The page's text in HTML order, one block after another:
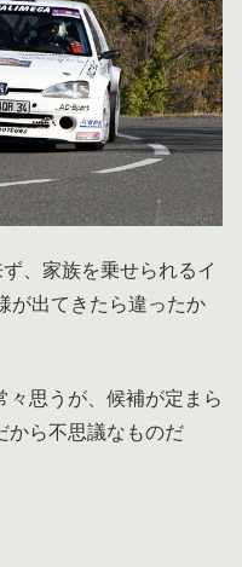
、家族を乗せられるイ
が出てきたら違ったか
々思うが、候補が定まら
から不思議なものだ